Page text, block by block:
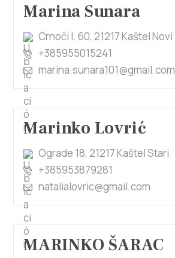
Marina Sunara
Crnoči l. 60, 21217 Kaštel Novi
+385955015241
marina.sunara101@gmail.com
Marinko Lovrić
Ograde 18, 21217 Kaštel Stari
+385953879281
natalialovric@gmail.com
MARINKO ŠARAC